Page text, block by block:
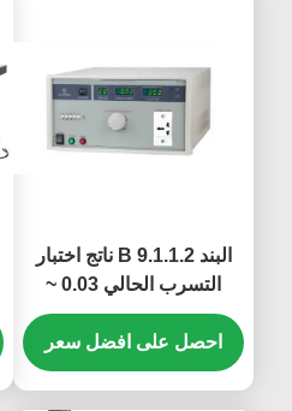
البند 9.1.1.2 B ناتج اختبار
التسرب الحالي 0.03 ~
2mA / 20mA الحالي
احصل على افضل سعر